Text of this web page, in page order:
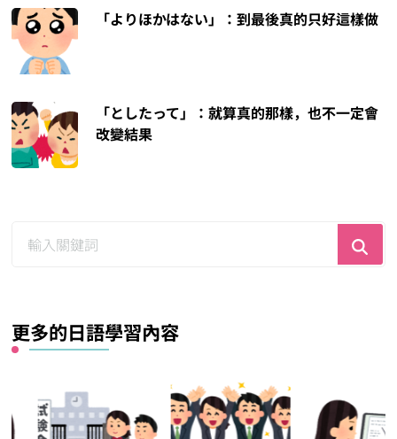
「よりほかはない」：到最後真的只好這樣做
「としたって」：就算真的那樣，也不一定會
改變結果
更多的日語學習內容